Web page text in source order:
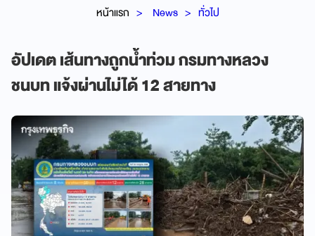
หน้าแรก News ทั่วไป
อัปเดต เส้นทางถูกน้ำท่วม กรมทางหลวง
ชนบท แจ้งผ่านไม่ได้ 12 สายทาง